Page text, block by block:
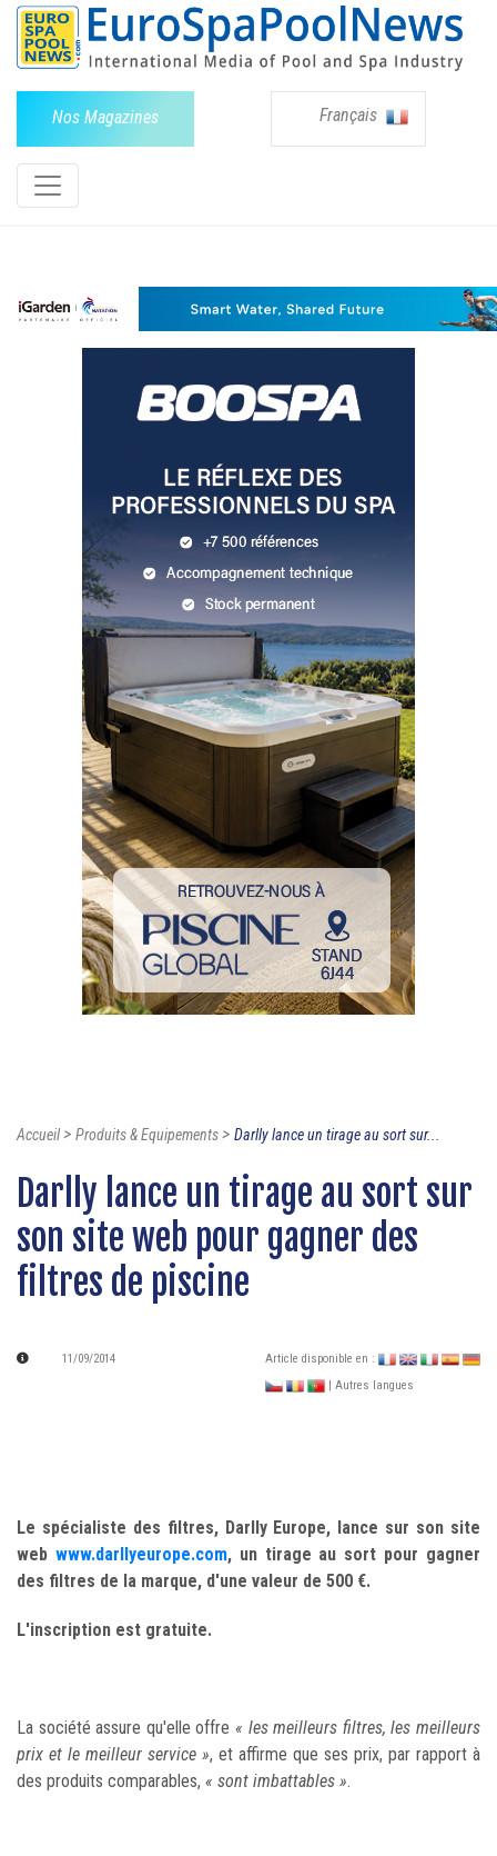
Nos Magazines Français
Accueil> Produits & Equipements> Darlly lance un tirage au sort sur...
Darlly lance un tirage au sort sur
son site web pour gagner des
filtres de piscine
11/09/2014
Article disponible en :
| Autres langues
Le spécialiste des filtres, Darlly Europe, lance sur son site
web www.darllyeurope.com, un tirage au sort pour gagner
des filtres de la marque, d'une valeur de 500 €.
L'inscription est gratuite.
La société assure qu'elle offre « les meilleurs filtres, les meilleurs
prix et le meilleur service », et affirme que ses prix, par rapport à
des produits comparables, « sont imbattables ».